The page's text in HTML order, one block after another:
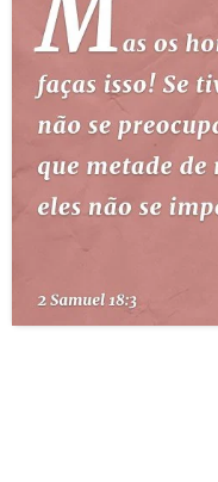
ESBOÇOS DE PREGAÇÃO
TEMAS
PERGUNTE À BÍBLIA IA
TERMO BÍBLICO JOGOS
LOJA BÍBLIAON